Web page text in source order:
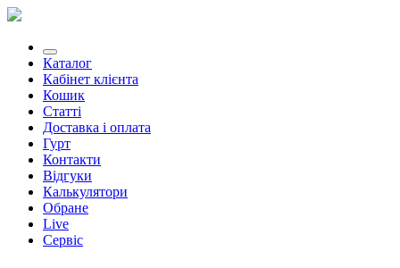
Каталог
Кабінет клієнта
Кошик
Статті
Доставка і оплата
Гурт
Контакти
Відгуки
Калькулятори
Обране
Live
Сервіс